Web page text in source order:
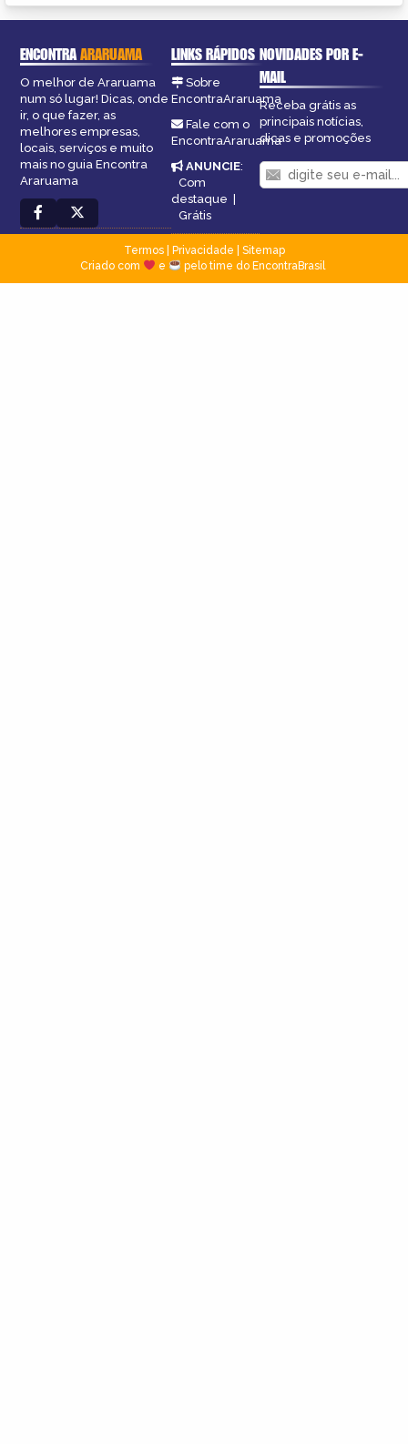
ENCONTRAARARUAMA
O melhor de Araruama
num só lugar! Dicas, onde
ir, o que fazer, as
melhores empresas,
locais, serviços e muito
mais no guia Encontra
Araruama
LINKS RÁPIDOS
Sobre
EncontraAraruama
Fale com o
EncontraAraruama
ANUNCIE:
Com
destaque |
Grátis
NOVIDADES POR E-
MAIL
Receba grátis as
principais notícias,
dicas e promoções
Termos| Privacidade
Sitemap
Criado com
e pelo time do EncontraBrasil